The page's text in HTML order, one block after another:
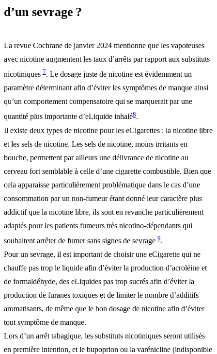
d’un sevrage ?
La revue Cochrane de janvier 2024 mentionne que les vapoteuses
avec nicotine augmentent les taux d’arrêts par rapport aux substituts
nicotiniques 7. Le dosage juste de nicotine est évidemment un
paramètre déterminant afin d’éviter les symptômes de manque ainsi
qu’un comportement compensatoire qui se marquerait par une
quantité plus importante d’eLiquide inhalé8.
Il existe deux types de nicotine pour les eCigarettes : la nicotine libre
et les sels de nicotine. Les sels de nicotine, moins irritants en
bouche, permettent par ailleurs une délivrance de nicotine au
cerveau fort semblable à celle d’une cigarette combustible. Bien que
cela apparaisse particulièrement problématique dans le cas d’une
consommation par un non-fumeur étant donné leur caractère plus
addictif que la nicotine libre, ils sont en revanche particulièrement
adaptés pour les patients fumeurs très nicotino-dépendants qui
souhaitent arrêter de fumer sans signes de sevrage 9.
Pour un sevrage, il est important de choisir une eCigarette qui ne
chauffe pas trop le liquide afin d’éviter la production d’acroléine et
de formaldéhyde, des eLiquides pas trop sucrés afin d’éviter la
production de furanes toxiques et de limiter le nombre d’additifs
aromatisants, de même que le bon dosage de nicotine afin d’éviter
tout symptôme de manque.
Lors d’un arrêt tabagique, les substituts nicotiniques seront utilisés
en première intention, et le bupoprion ou la varénicline (indisponible